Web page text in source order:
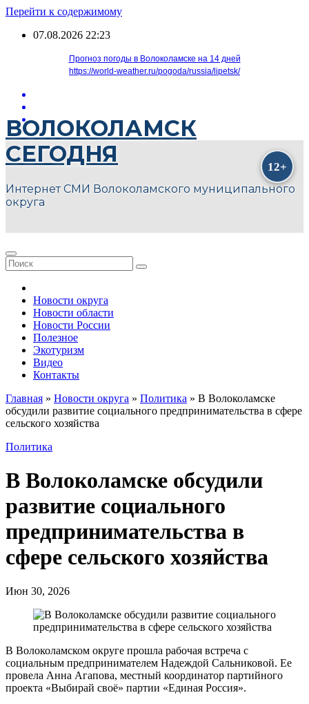
Перейти к содержимому
07.08.2026 22:23
Прогноз погоды в Волоколамске на 14 дней
https://world-weather.ru/pogoda/russia/lipetsk/
ВОЛОКОЛАМСК
СЕГОДНЯ
Интернет СМИ Волоколамского муниципального
округа
Новости округа
Новости области
Новости России
Полезное
Экотуризм
Видео
Контакты
Главная » Новости округа » Политика » В Волоколамске
обсудили развитие социального предпринимательства в сфере
сельского хозяйства
Политика
В Волоколамске обсудили
развитие социального
предпринимательства в
сфере сельского хозяйства
Июн 30, 2026
В Волоколамском округе прошла рабочая встреча с
социальным предпринимателем Надеждой Сальниковой. Ее
провела Анна Агапова, местный координатор партийного
проекта «Выбирай своё» партии «Единая Россия».